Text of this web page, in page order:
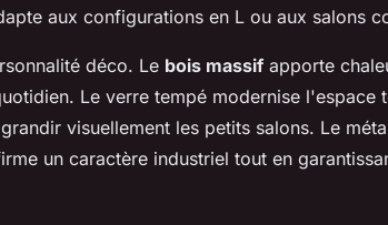
aux configurations en L ou aux salons
déco. Le bois massif apporte
Le verre tempé modernise l'espace
visuellement les petits salons. Le
un caractère industriel tout en